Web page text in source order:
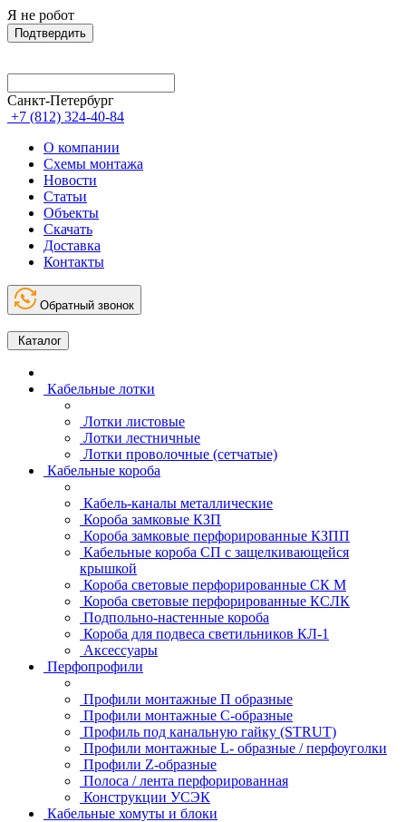
Я не робот
Подтвердить
Санкт-Петербург
+7 (812) 324-40-84
О компании
Схемы монтажа
Новости
Статьи
Объекты
Скачать
Доставка
Контакты
Обратный звонок
Каталог
Кабельные лотки
Лотки листовые
Лотки лестничные
Лотки проволочные (сетчатые)
Кабельные короба
Кабель-каналы металлические
Короба замковые КЗП
Короба замковые перфорированные КЗПП
Кабельные короба СП с защелкивающейся
крышкой
Короба световые перфорированные СК М
Короба световые перфорированные КСЛК
Подпольно-настенные короба
Короба для подвеса светильников КЛ-1
Аксессуары
Перфопрофили
Профили монтажные П образные
Профили монтажные C-образные
Профиль под канальную гайку (STRUT)
Профили монтажные L- образные / перфоуголки
Профили Z-образные
Полоса / лента перфорированная
Конструкции УСЭК
Кабельные хомуты и блоки